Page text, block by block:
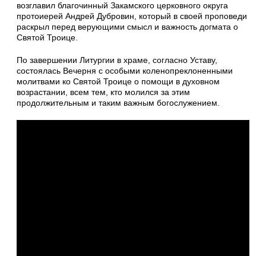
возглавил благочинный Закамского церковного округа
протоиерей Андрей Дубровин, который в своей проповеди
раскрыл перед верующими смысл и важность догмата о
Святой Троице.
По завершении Литургии в храме, согласно Уставу,
состоялась Вечерня с особыми коленопреклоненными
молитвами ко Святой Троице о помощи в духовном
возрастании, всем тем, кто молился за этим
продолжительным и таким важным богослужением.